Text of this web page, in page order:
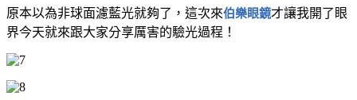
原本以為非球面濾藍光就夠了，這次來伯樂眼鏡才讓我開了眼
界今天就來跟大家分享厲害的驗光過程！